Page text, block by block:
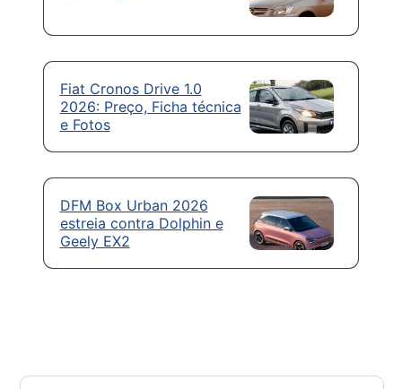
Fiat Cronos Drive 1.0
2026: Preço, Ficha técnica
e Fotos
DFM Box Urban 2026
estreia contra Dolphin e
Geely EX2